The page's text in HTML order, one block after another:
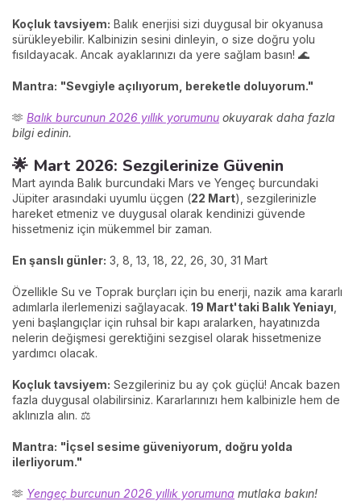
Koçluk tavsiyem: Balık enerjisi sizi duygusal bir okyanusa
sürükleyebilir. Kalbinizin sesini dinleyin, o size doğru yolu
fısıldayacak. Ancak ayaklarınızı da yere sağlam basın! 🌊
Mantra: "Sevgiyle açılıyorum, bereketle doluyorum."
🫶 Balık burcunun 2026 yıllık yorumunu okuyarak daha fazla
bilgi edinin.
🌟 Mart 2026: Sezgilerinize Güvenin
Mart ayında Balık burcundaki Mars ve Yengeç burcundaki
Jüpiter arasındaki uyumlu üçgen (22 Mart), sezgilerinizle
hareket etmeniz ve duygusal olarak kendinizi güvende
hissetmeniz için mükemmel bir zaman.
En şanslı günler: 3, 8, 13, 18, 22, 26, 30, 31 Mart
Özellikle Su ve Toprak burçları için bu enerji, nazik ama kararlı
adımlarla ilerlemenizi sağlayacak. 19 Mart'taki Balık Yeniayı
yeni başlangıçlar için ruhsal bir kapı aralarken, hayatınızda
nelerin değişmesi gerektiğini sezgisel olarak hissetmenize
yardımcı olacak.
Koçluk tavsiyem: Sezgileriniz bu ay çok güçlü! Ancak bazen
fazla duygusal olabilirsiniz. Kararlarınızı hem kalbinizle hem de
aklınızla alın. ⚖️
Mantra: "İçsel sesime güveniyorum, doğru yolda
ilerliyorum."
🫶 Yengeç burcunun 2026 yıllık yorumuna mutlaka bakın!